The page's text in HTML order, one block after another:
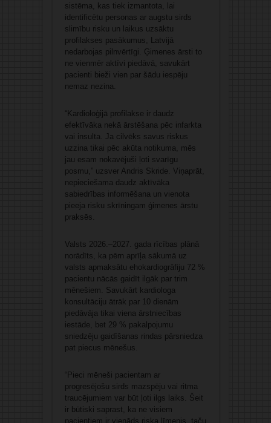
sistēma, kas tiek izmantota, lai
identificētu personas ar augstu sirds
slimību risku un laikus uzsāktu
profilakses pasākumus, Latvijā
nedarbojas pilnvērtīgi. Ģimenes ārsti to
ne vienmēr aktīvi piedāvā, savukārt
pacienti bieži vien par šādu iespēju
nemaz nezina.
“Kardioloģijā profilakse ir daudz
efektīvāka nekā ārstēšana pēc infarkta
vai insulta. Ja cilvēks savus riskus
uzzina tikai pēc akūta notikuma, mēs
jau esam nokavējuši ļoti svarīgu
posmu,” uzsver Andris Skride. Viņaprāt,
nepieciešama daudz aktīvāka
sabiedrības informēšana un vienota
pieeja risku skrīningam ģimenes ārstu
praksēs.
Valsts 2026.–2027. gada rīcības plānā
norādīts, ka pērn aprīļa sākumā uz
valsts apmaksātu ehokardiogrāfiju 72 %
pacientu nācās gaidīt ilgāk par trim
mēnešiem. Savukārt kardiologa
konsultāciju ātrāk par 10 dienām
piedāvāja tikai viena ārstniecības
iestāde, bet 29 % pakalpojumu
sniedzēju gaidīšanas rindas pārsniedza
pat piecus mēnešus.
“Pieci mēneši pacientam ar
progresējošu sirds mazspēju vai ritma
traucējumiem var būt ļoti ilgs laiks. Šeit
ir būtiski saprast, ka ne visiem
pacientiem ir vienāds riska līmenis, taču